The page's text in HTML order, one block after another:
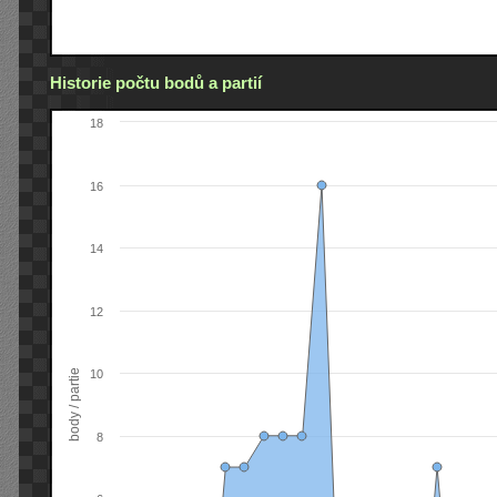
Historie počtu bodů a partií
body / partie 8
10
12
14
16
18